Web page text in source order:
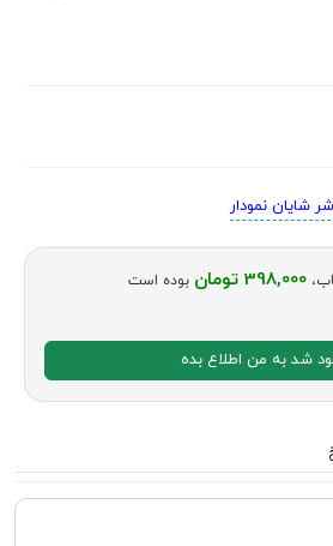
شایان نمودار
398,000 تومان بوده است
شد به من اطلاع بده